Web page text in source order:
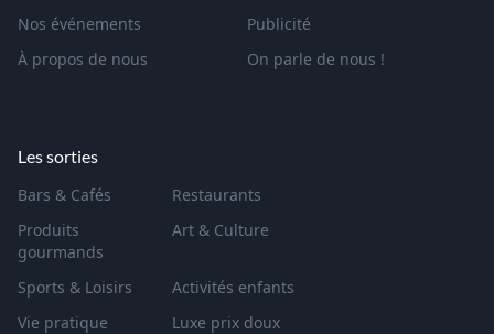
Nos événements
Publicité
À propos de nous
On parle de nous !
Les sorties
Bars & Cafés
Restaurants
Produits
gourmands
Art & Culture
Sports & Loisirs
Activités enfants
Vie pratique
Luxe prix doux